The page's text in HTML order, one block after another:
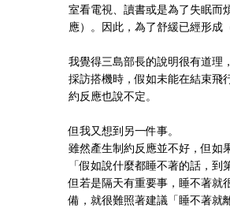
室看電視、讀書或是為了失眠而
應）。因此，為了舒緩已經形成
我覺得三島部長的說明很有道理
採訪搭機時，假如未能在結束飛
約反應也說不定。
但我又想到另一件事。
雖然產生制約反應並不好，但如
「假如說什麼都睡不著的話，
但若是隔天有重要事，睡不著就
備，就很難照著建議「睡不著就